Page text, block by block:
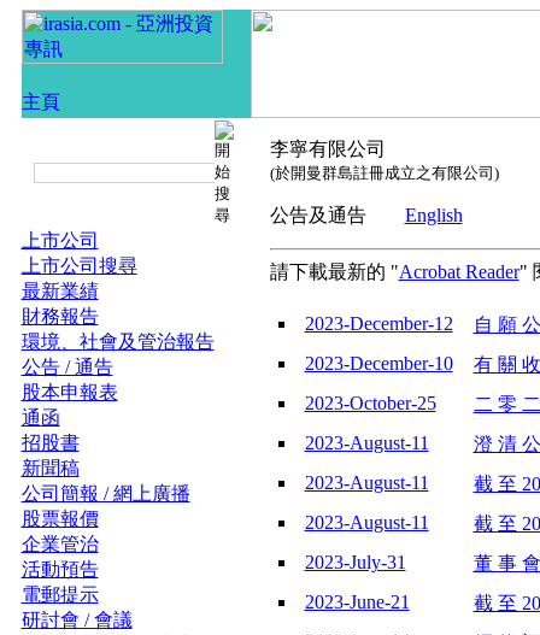
上市公司
上市公司搜尋
最新業績
財務報告
環境、社會及管治報告
公告 / 通告
股本申報表
通函
招股書
新聞稿
公司簡報 / 網上廣播
股票報價
企業管治
活動預告
電郵提示
研討會 / 會議
李寧有限公司
(於開曼群島註冊成立之有限公司)
公告及通告 English
請下載最新的 "Acrobat Reader"
2023-December-12
自 願
2023-December-10
有 關
2023-October-25
二 零
2023-August-11
澄 清
2023-August-11
截 至
2023-August-11
截 至
2023-July-31
董 事
2023-June-21
截 至